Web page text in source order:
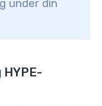
under din